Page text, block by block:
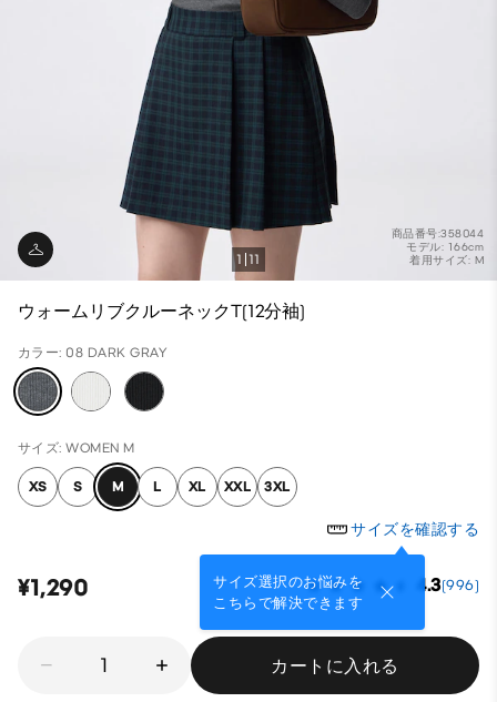
商品番号:358044
モデル: 166cm
着用サイズ: M
1 11
ウォームリブクルーネックT(12分袖)
カラー: 08 DARK GRAY
サイズ: WOMEN M
XS S M L XL XXL 3XL
サイズを確認する
サイズ選択のお悩みを
こちらで解決できます
¥1,290 4.3(996)
1 カートに入れる